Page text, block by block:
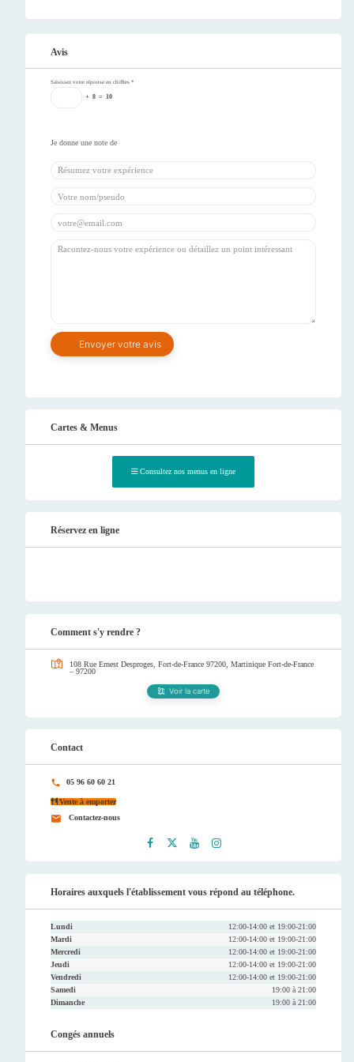
Avis
Saisissez votre réponse en chiffres *
+ 8 = 10
Cartes & Menus
Consultez nos menus en ligne
Réservez en ligne
Comment s'y rendre ?
108 Rue Ernest Desproges, Fort-de-France 97200, Martinique Fort-de-France
– 97200
Voir la carte
Contact
05 96 60 60 21
Vente à emporter
Contactez-nous
ook
er
be
ram
Horaires auxquels l'établissement vous répond au téléphone.
Lundi
12:00-14:00 et 19:00-21:00
Mardi
12:00-14:00 et 19:00-21:00
Mercredi
12:00-14:00 et 19:00-21:00
Jeudi
12:00-14:00 et 19:00-21:00
Vendredi
12:00-14:00 et 19:00-21:00
Samedi
19:00 à 21:00
Dimanche
19:00 à 21:00
Congés annuels